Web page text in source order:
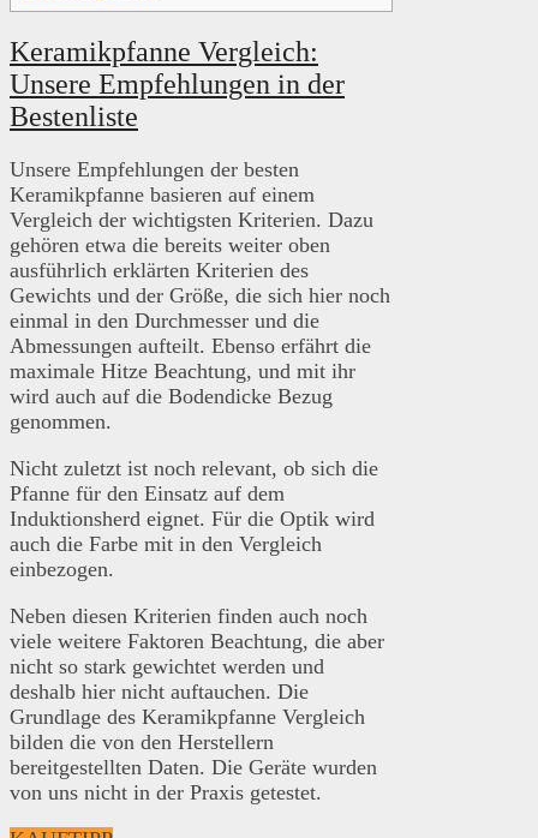
Keramikpfanne Vergleich:
Unsere Empfehlungen in der
Bestenliste
Unsere Empfehlungen der besten
Keramikpfanne basieren auf einem
Vergleich der wichtigsten Kriterien. Dazu
gehören etwa die bereits weiter oben
ausführlich erklärten Kriterien des
Gewichts und der Größe, die sich hier noch
einmal in den Durchmesser und die
Abmessungen aufteilt. Ebenso erfährt die
maximale Hitze Beachtung, und mit ihr
wird auch auf die Bodendicke Bezug
genommen.
Nicht zuletzt ist noch relevant, ob sich die
Pfanne für den Einsatz auf dem
Induktionsherd eignet. Für die Optik wird
auch die Farbe mit in den Vergleich
einbezogen.
Neben diesen Kriterien finden auch noch
viele weitere Faktoren Beachtung, die aber
nicht so stark gewichtet werden und
deshalb hier nicht auftauchen. Die
Grundlage des Keramikpfanne Vergleich
bilden die von den Herstellern
bereitgestellten Daten. Die Geräte wurden
von uns nicht in der Praxis getestet.